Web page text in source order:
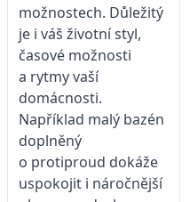
možnostech. Důležitý
je i váš životní styl,
časové možnosti
a ryt­my vaší
domácnosti.
Například malý bazén
doplněný
o protiproud dokáže
uspokojit i náročnější